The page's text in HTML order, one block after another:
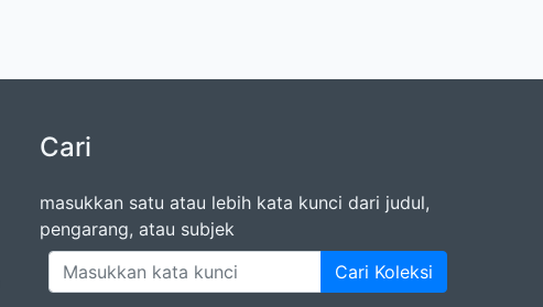
Cari
masukkan satu atau lebih kata kunci dari judul,
pengarang, atau subjek
Cari Koleksi